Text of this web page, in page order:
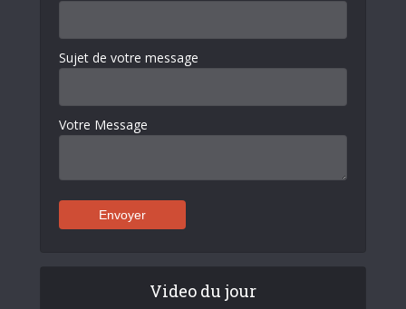
Sujet de votre message
Votre Message
Video du jour